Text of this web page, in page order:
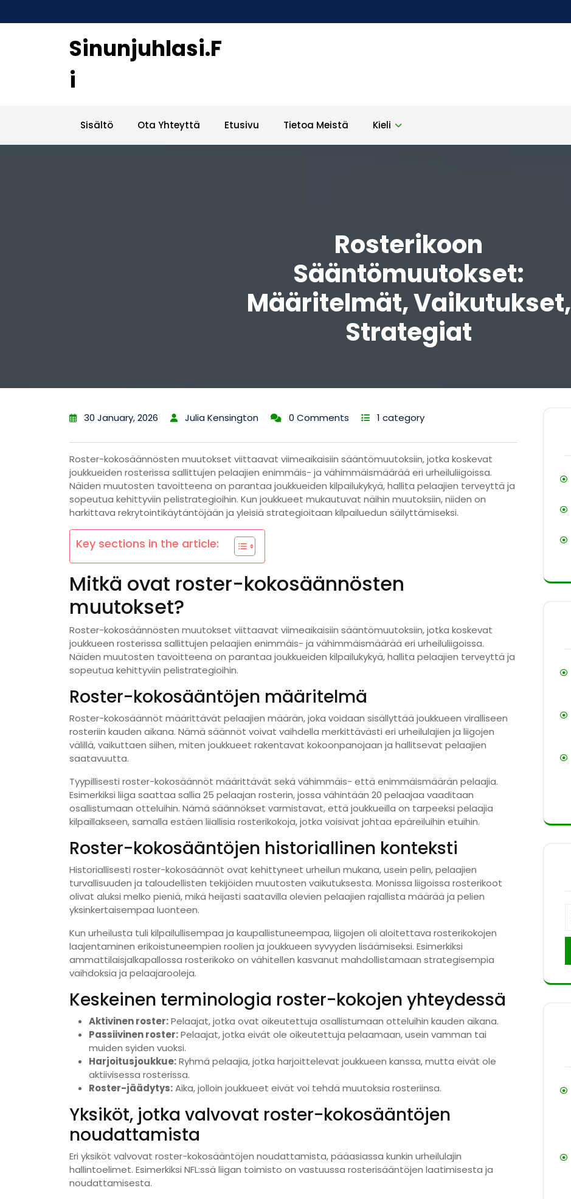
Sinunjuhlasi.f
I
Sisältö Ota Yhteyttä Etusivu Tietoa Meistä Kieli
Rosterikoon
Sääntömuutokset:
Määritelmät, Vaikutukset,
Strategiat
30 January, 2026 Julia Kensington 0 Comments 1 category
Roster-kokosäännösten muutokset viittaavat viimeaikaisiin sääntömuutoksiin, jotka koskevat
joukkueiden rosterissa sallittujen pelaajien enimmäis- ja vähimmäismäärää eri urheiluliigoissa.
Näiden muutosten tavoitteena on parantaa joukkueiden kilpailukykyä, hallita pelaajien terveyttä ja
sopeutua kehittyviin pelistrategioihin. Kun joukkueet mukautuvat näihin muutoksiin, niiden on
harkittava rekrytointikäytäntöjään ja yleisiä strategioitaan kilpailuedun säilyttämiseksi.
Key sections in the article:
Mitkä ovat roster-kokosäännösten
muutokset?
Roster-kokosäännösten muutokset viittaavat viimeaikaisiin sääntömuutoksiin, jotka koskevat
joukkueen rosterissa sallittujen pelaajien enimmäis- ja vähimmäismäärää eri urheiluliigoissa.
Näiden muutosten tavoitteena on parantaa joukkueiden kilpailukykyä, hallita pelaajien terveyttä ja
sopeutua kehittyviin pelistrategioihin.
Roster-kokosääntöjen määritelmä
Roster-kokosäännöt määrittävät pelaajien määrän, joka voidaan sisällyttää joukkueen viralliseen
rosteriin kauden aikana. Nämä säännöt voivat vaihdella merkittävästi eri urheilulajien ja liigojen
välillä, vaikuttaen siihen, miten joukkueet rakentavat kokoonpanojaan ja hallitsevat pelaajien
saatavuutta.
Tyypillisesti roster-kokosäännöt määrittävät sekä vähimmäis- että enimmäismäärän pelaajia.
Esimerkiksi liiga saattaa sallia 25 pelaajan rosterin, jossa vähintään 20 pelaajaa vaaditaan
osallistumaan otteluihin. Nämä säännökset varmistavat, että joukkueilla on tarpeeksi pelaajia
kilpaillakseen, samalla estäen liiallisia rosterikokoja, jotka voisivat johtaa epäreiluihin etuihin.
Roster-kokosääntöjen historiallinen konteksti
Historiallisesti roster-kokosäännöt ovat kehittyneet urheilun mukana, usein pelin, pelaajien
turvallisuuden ja taloudellisten tekijöiden muutosten vaikutuksesta. Monissa liigoissa rosterikoot
olivat aluksi melko pieniä, mikä heijasti saatavilla olevien pelaajien rajallista määrää ja pelien
yksinkertaisempaa luonteen.
Kun urheilusta tuli kilpailullisempaa ja kaupallistuneempaa, liigojen oli aloitettava rosterikokojen
laajentaminen erikoistuneempien roolien ja joukkueen syvyyden lisäämiseksi. Esimerkiksi
ammattilaisjalkapallossa rosterikoko on vähitellen kasvanut mahdollistamaan strategisempia
vaihdoksia ja pelaajarooleja.
Keskeinen terminologia roster-kokojen yhteydessä
Aktivinen roster:Pelaajat, jotka ovat oikeutettuja osallistumaan otteluihin kauden aikana.
Passiivinen roster:Pelaajat, jotka eivät ole oikeutettuja pelaamaan, usein vamman tai
muiden syiden vuoksi.
Harjoitusjoukkue:Ryhmä pelaajia, jotka harjoittelevat joukkueen kanssa, mutta eivät ole
aktiivisessa rosterissa.
Roster-jäädytys:Aika, jolloin joukkueet eivät voi tehdä muutoksia rosteriinsa.
Yksiköt, jotka valvovat roster-kokosääntöjen
noudattamista
Eri yksiköt valvovat roster-kokosääntöjen noudattamista, pääasiassa kunkin urheilulajin
hallintoelimet. Esimerkiksi NFL:ssä liigan toimisto on vastuussa rosterisääntöjen laatimisesta ja
noudattamisesta.